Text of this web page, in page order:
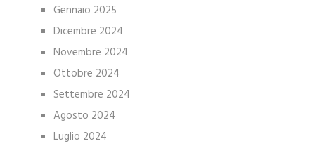
Gennaio 2025
Dicembre 2024
Novembre 2024
Ottobre 2024
Settembre 2024
Agosto 2024
Luglio 2024